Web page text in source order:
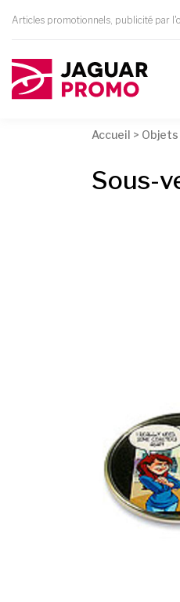
Articles promotionnels, publicité par
Accueil >
Sous-